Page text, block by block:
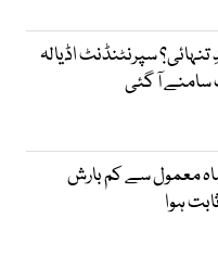
سپرنٹنڈنٹ اڈیالہ
سامنے آ گئی
معمول سے کم بارش
ہوا